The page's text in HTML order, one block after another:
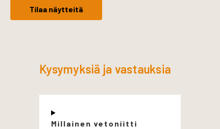
Tilaa näytteitä
Kysymyksiä ja vastauksia
Millainen vetoniitti